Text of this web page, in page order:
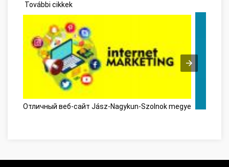
További cikkek
Отличный веб-сайт Jász-Nagykun-Szolnok megye